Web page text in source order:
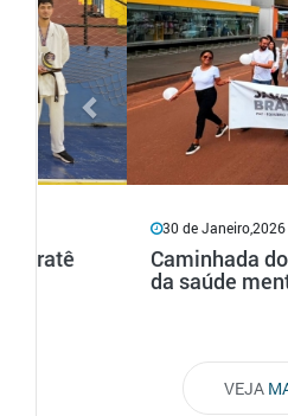
30 de Janeiro,2026
Caminhada do Janeiro
da saúde mental
VEJA